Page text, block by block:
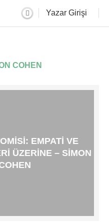
Yazar Girişi
COHEN
EMPATI VE
ÜZERINE – SIMON